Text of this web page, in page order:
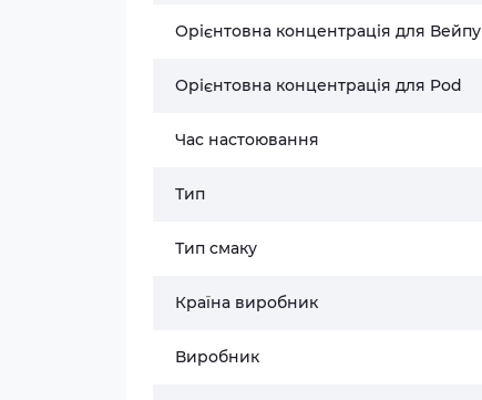
Орієнтовна концентрація для Вейпу
Орієнтовна концентрація для Pod
Час настоювання
Тип
Тип смаку
Країна виробник
Виробник